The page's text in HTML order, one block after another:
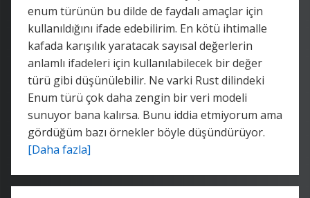
enum türünün bu dilde de faydalı amaçlar için
kullanıldığını ifade edebilirim. En kötü ihtimalle
kafada karışılık yaratacak sayısal değerlerin
anlamlı ifadeleri için kullanılabilecek bir değer
türü gibi düşünülebilir. Ne varki Rust dilindeki
Enum türü çok daha zengin bir veri modeli
sunuyor bana kalırsa. Bunu iddia etmiyorum ama
gördüğüm bazı örnekler böyle düşündürüyor.
[Daha fazla]